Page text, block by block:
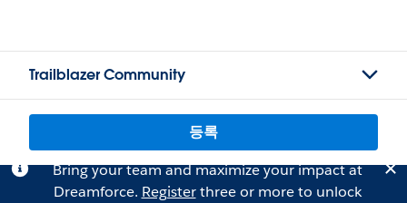
Trailblazer Community
등록
Bring your team and maximize your impact at
Dreamforce. Registerthree or more to unlock